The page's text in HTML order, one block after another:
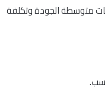
متوسطة الجودة وتكلفة